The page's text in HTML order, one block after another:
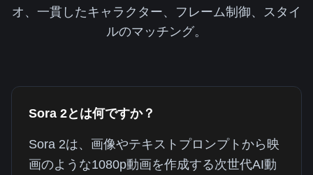
オ、一貫したキャラクター、フレーム制御、スタイ
ルのマッチング。
Sora 2とは何ですか？
Sora 2は、画像やテキストプロンプトから映
画のような1080p動画を作成する次世代AI動